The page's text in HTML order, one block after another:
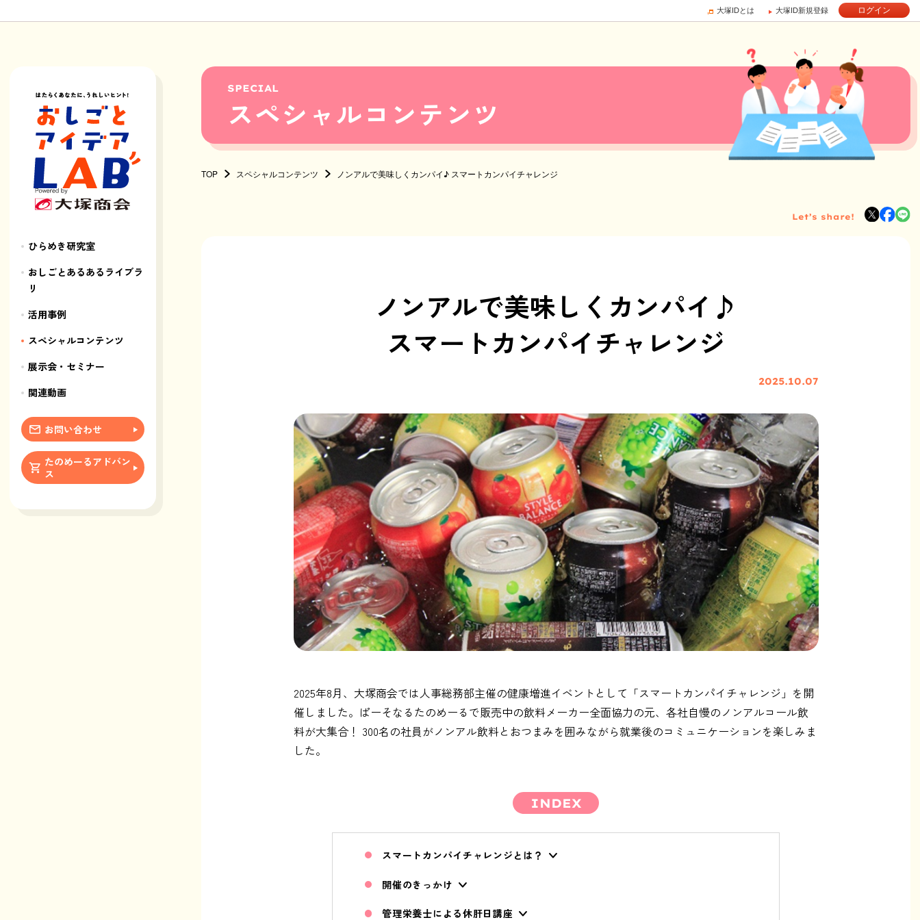
大塚IDとは 大塚ID新規登録 ログイン
ひらめき研究室
おしごとあるあるライブラ
リ
活用事例
スペシャルコンテンツ
展示会・セミナー
関連動画
お問い合わせ
たのめーるアドバン
ス
SPECIAL
スペシャルコンテンツ
TOP スペシャルコンテンツ ノンアルで美味しくカンパイ♪ スマートカンパイチャレンジ
Let’s share!
ノンアルで美味しくカンパイ♪
スマートカンパイチャレンジ
2025.10.07
2025年8月、大塚商会では人事総務部主催の健康増進イベントとして「スマートカンパイチャレンジ」を開
催しました。ぱーそなるたのめーるで販売中の飲料メーカー全面協力の元、各社自慢のノンアルコール飲
料が大集合！ 300名の社員がノンアル飲料とおつまみを囲みながら就業後のコミュニケーションを楽しみま
した。
INDEX
スマートカンパイチャレンジとは？
開催のきっかけ
管理栄養士による休肝日講座